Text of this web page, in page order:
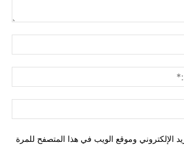
الإلكتروني وموقع الويب في هذا المتصفح للمرة